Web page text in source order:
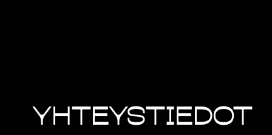
Yhteys­tiedot